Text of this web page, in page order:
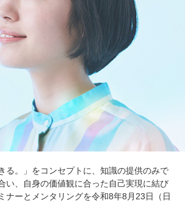
る。」をコンセプトに、知識の提供のみで
い、自身の価値観に合った自己実現に結び
ナーとメンタリングを令和8年8月23日（日